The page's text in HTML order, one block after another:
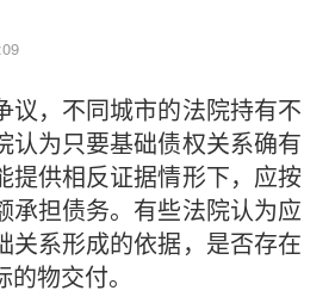
，不同城市的法院持有不
认为只要基础债权关系确有
提供相反证据情形下，应按
承担债务。有些法院认为应
关系形成的依据，是否存在
的物交付。